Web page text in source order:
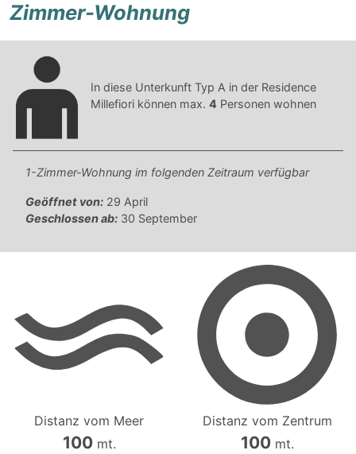
Zimmer-Wohnung
In diese Unterkunft Typ A in der Residence
Millefiori können max. 4 Personen wohnen
1-Zimmer-Wohnung im folgenden Zeitraum verfügbar
Geöffnet von: 29 April
Geschlossen ab: 30 September
Distanz vom Meer
100mt.
Distanz vom Zentrum
100mt.